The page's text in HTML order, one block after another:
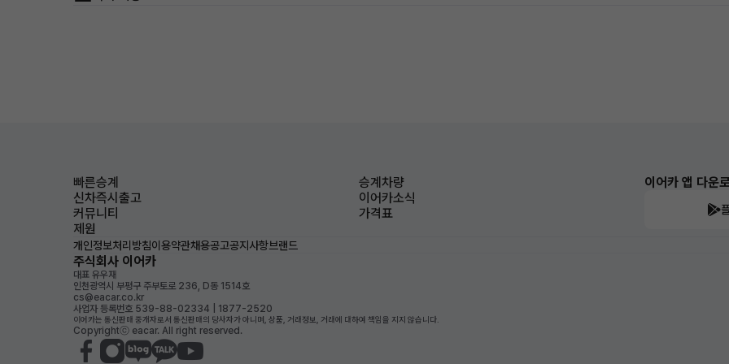
빠른승계
승계차량
신차즉시출고
이어카소식
커뮤니티
가격표
제원
이어카 앱 다운
개인정보처리방침이용약관채용공고공지사항브랜드
주식회사 이어카
대표 유우재
인천광역시 부평구 주부토로 236, D동 1514호
cs@eacar.co.kr
사업자 등록번호 539-88-02334 | 1877-2520
이어카는 통신판매 중개자로서 통신판매의 당사자가 아니며, 상품, 거래정보, 거래에 대하여 책임을 지지 않습니다.
Copyrightⓒ eacar. All right reserved.